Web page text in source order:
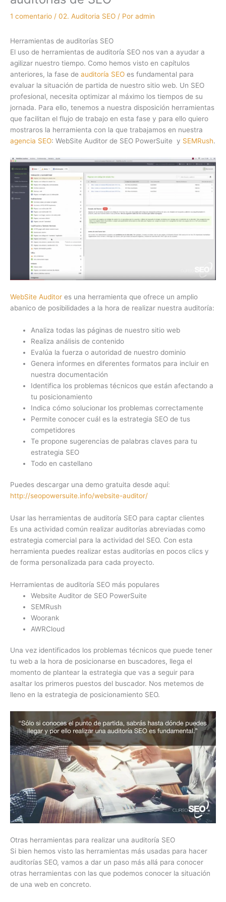
1 comentario / 02. Auditoria SEO / Por admin
Herramientas de auditorías SEO
El uso de herramientas de auditoría SEO nos van a ayudar a
agilizar nuestro tiempo. Como hemos visto en capítulos
anteriores, la fase de auditoría SEO es fundamental para
evaluar la situación de partida de nuestro sitio web. Un SEO
profesional, necesita optimizar al máximo los tiempos de su
jornada. Para ello, tenemos a nuestra disposición herramientas
que facilitan el flujo de trabajo en esta fase y para ello quiero
mostraros la herramienta con la que trabajamos en nuestra
agencia SEO: WebSite Auditor de SEO PowerSuite y SEMRush.
WebSite Auditor es una herramienta que ofrece un amplio
abanico de posibilidades a la hora de realizar nuestra auditoría:
Analiza todas las páginas de nuestro sitio web
Realiza análisis de contenido
Evalúa la fuerza o autoridad de nuestro dominio
Genera informes en diferentes formatos para incluir en
nuestra documentación
Identifica los problemas técnicos que están afectando a
tu posicionamiento
Indica cómo solucionar los problemas correctamente
Permite conocer cuál es la estrategia SEO de tus
competidores
Te propone sugerencias de palabras claves para tu
estrategia SEO
Todo en castellano
Puedes descargar una demo gratuita desde aquí:
http://seopowersuite.info/website-auditor/
Usar las herramientas de auditoría SEO para captar clientes
Es una actividad común realizar auditorías abreviadas como
estrategia comercial para la actividad del SEO. Con esta
herramienta puedes realizar estas auditorías en pocos clics y
de forma personalizada para cada proyecto.
Herramientas de auditoría SEO más populares
Website Auditor de SEO PowerSuite
SEMRush
Woorank
AWRCloud
Una vez identificados los problemas técnicos que puede tener
tu web a la hora de posicionarse en buscadores, llega el
momento de plantear la estrategia que vas a seguir para
asaltar los primeros puestos del buscador. Nos metemos de
lleno en la estrategia de posicionamiento SEO.
Otras herramientas para realizar una auditoría SEO
Si bien hemos visto las herramientas más usadas para hacer
auditorías SEO, vamos a dar un paso más allá para conocer
otras herramientas con las que podemos conocer la situación
de una web en concreto.